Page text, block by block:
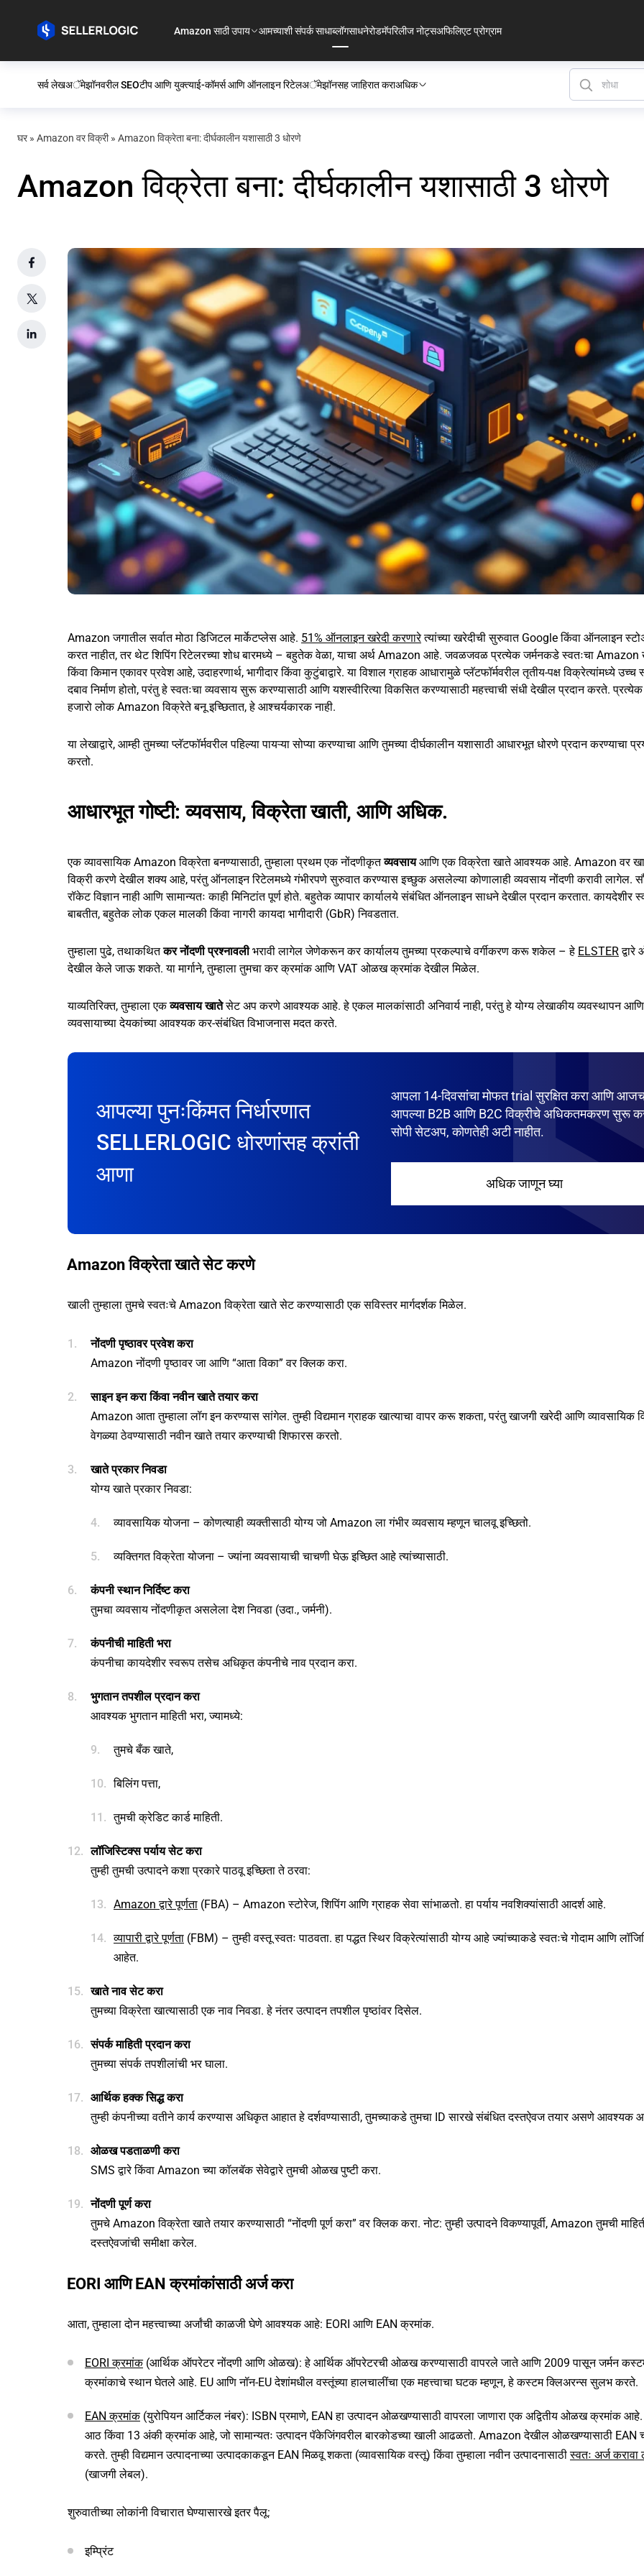
Amazon साठी उपाय आमच्याशी संपर्क साधाब्लॉगसाधनेरोडमॅपरिलीज नोट्सअफिलिएट प्रोग्राम
सर्व लेखअॅमेझॉनवरील SEOटीप आणि युक्त्याई-कॉमर्स आणि ऑनलाइन रिटेलअॅमेझॉनसह जाहिरात कराअधिक
घर» Amazon वर विक्री» Amazon विक्रेता बना: दीर्घकालीन यशासाठी 3 धोरणे
Amazon विक्रेता बना: दीर्घकालीन यशासाठी 3 धोरणे
Amazon जगातील सर्वात मोठा डिजिटल मार्केटप्लेस आहे. 51% ऑनलाइन खरेदी करणारेत्यांच्या खरेदीची सुरुवात Google किंवा ऑनलाइन
करत नाहीत, तर थेट शिपिंग रिटेलरच्या शोध बारमध्ये – बहुतेक वेळा, याचा अर्थ Amazon आहे. जवळजवळ प्रत्येक जर्मनकडे स्वतःचा Amazon
किंवा किमान एकावर प्रवेश आहे, उदाहरणार्थ, भागीदार किंवा कुटुंबाद्वारे. या विशाल ग्राहक आधारामुळे प्लॅटफॉर्मवरील तृतीय-पक्ष विक्रेत्यांमध्ये उच्च
दबाव निर्माण होतो, परंतु हे स्वतःचा व्यवसाय सुरू करण्यासाठी आणि यशस्वीरित्या विकसित करण्यासाठी महत्त्वाची संधी देखील प्रदान करते. प्रत्येक
हजारो लोक Amazon विक्रेते बनू इच्छितात, हे आश्चर्यकारक नाही.
या लेखाद्वारे, आम्ही तुमच्या प्लॅटफॉर्मवरील पहिल्या पायऱ्या सोप्या करण्याचा आणि तुमच्या दीर्घकालीन यशासाठी आधारभूत धोरणे प्रदान करण्याचा
करतो.
आधारभूत गोष्टी: व्यवसाय, विक्रेता खाती, आणि अधिक.
एक व्यावसायिक Amazon विक्रेता बनण्यासाठी, तुम्हाला प्रथम एक नोंदणीकृतव्यवसायआणि एक विक्रेता खाते आवश्यक आहे. Amazon वर
विक्री करणे देखील शक्य आहे, परंतु ऑनलाइन रिटेलमध्ये गंभीरपणे सुरुवात करण्यास इच्छुक असलेल्या कोणालाही व्यवसाय नोंदणी करावी लागेल.
रॉकेट विज्ञान नाही आणि सामान्यतः काही मिनिटांत पूर्ण होते. बहुतेक व्यापार कार्यालये संबंधित ऑनलाइन साधने देखील प्रदान करतात. कायदेशीर
बाबतीत, बहुतेक लोक एकल मालकी किंवा नागरी कायदा भागीदारी (GbR) निवडतात.
तुम्हाला पुढे, तथाकथितकर नोंदणी प्रश्नावलीभरावी लागेल जेणेकरून कर कार्यालय तुमच्या प्रकल्पाचे वर्गीकरण करू शकेल – हे ELSTER
देखील केले जाऊ शकते. या मार्गाने, तुम्हाला तुमचा कर क्रमांक आणि VAT ओळख क्रमांक देखील मिळेल.
याव्यतिरिक्त, तुम्हाला एकव्यवसाय खातेसेट अप करणे आवश्यक आहे. हे एकल मालकांसाठी अनिवार्य नाही, परंतु हे योग्य लेखाकीय व्यवस्थापन
व्यवसायाच्या देयकांच्या आवश्यक कर-संबंधित विभाजनास मदत करते.
आपल्या पुनःकिंमत निर्धारणात
SELLERLOGIC धोरणांसह क्रांती
आणा
आपला 14-दिवसांचा मोफत trial सुरक्षित करा आणि
आपल्या B2B आणि B2C विक्रीचे अधिकतमकरण सुरू
सोपी सेटअप, कोणतेही अटी नाहीत.
अधिक जाणून घ्या
Amazon विक्रेता खाते सेट करणे
खाली तुम्हाला तुमचे स्वतःचे Amazon विक्रेता खाते सेट करण्यासाठी एक सविस्तर मार्गदर्शक मिळेल.
नोंदणी पृष्ठावर प्रवेश करा
Amazon नोंदणी पृष्ठावर जा आणि “आता विका” वर क्लिक करा.
साइन इन करा किंवा नवीन खाते तयार करा
Amazon आता तुम्हाला लॉग इन करण्यास सांगेल. तुम्ही विद्यमान ग्राहक खात्याचा वापर करू शकता, परंतु खाजगी खरेदी आणि व्यावसायिक
वेगळ्या ठेवण्यासाठी नवीन खाते तयार करण्याची शिफारस करतो.
खाते प्रकार निवडा
योग्य खाते प्रकार निवडा:
व्यावसायिक योजना – कोणत्याही व्यक्तीसाठी योग्य जो Amazon ला गंभीर व्यवसाय म्हणून चालवू इच्छितो.
व्यक्तिगत विक्रेता योजना – ज्यांना व्यवसायाची चाचणी घेऊ इच्छित आहे त्यांच्यासाठी.
कंपनी स्थान निर्दिष्ट करा
तुमचा व्यवसाय नोंदणीकृत असलेला देश निवडा (उदा., जर्मनी).
कंपनीची माहिती भरा
कंपनीचा कायदेशीर स्वरूप तसेच अधिकृत कंपनीचे नाव प्रदान करा.
भुगतान तपशील प्रदान करा
आवश्यक भुगतान माहिती भरा, ज्यामध्ये:
तुमचे बँक खाते,
बिलिंग पत्ता,
तुमची क्रेडिट कार्ड माहिती.
लॉजिस्टिक्स पर्याय सेट करा
तुम्ही तुमची उत्पादने कशा प्रकारे पाठवू इच्छिता ते ठरवा:
Amazon द्वारे पूर्णता (FBA) – Amazon स्टोरेज, शिपिंग आणि ग्राहक सेवा सांभाळतो. हा पर्याय नवशिक्यांसाठी आदर्श आहे.
व्यापारी द्वारे पूर्णता (FBM) – तुम्ही वस्तू स्वतः पाठवता. हा पद्धत स्थिर विक्रेत्यांसाठी योग्य आहे ज्यांच्याकडे स्वतःचे गोदाम आणि
आहेत.
खाते नाव सेट करा
तुमच्या विक्रेता खात्यासाठी एक नाव निवडा. हे नंतर उत्पादन तपशील पृष्ठांवर दिसेल.
संपर्क माहिती प्रदान करा
तुमच्या संपर्क तपशीलांची भर घाला.
आर्थिक हक्क सिद्ध करा
तुम्ही कंपनीच्या वतीने कार्य करण्यास अधिकृत आहात हे दर्शवण्यासाठी, तुमच्याकडे तुमचा ID सारखे संबंधित दस्तऐवज तयार असणे आवश्यक
ओळख पडताळणी करा
SMS द्वारे किंवा Amazon च्या कॉलबॅक सेवेद्वारे तुमची ओळख पुष्टी करा.
नोंदणी पूर्ण करा
तुमचे Amazon विक्रेता खाते तयार करण्यासाठी “नोंदणी पूर्ण करा” वर क्लिक करा. नोट: तुम्ही उत्पादने विकण्यापूर्वी, Amazon तुमची
दस्तऐवजांची समीक्षा करेल.
EORI आणि EAN क्रमांकांसाठी अर्ज करा
आता, तुम्हाला दोन महत्त्वाच्या अर्जांची काळजी घेणे आवश्यक आहे: EORI आणि EAN क्रमांक.
EORI क्रमांक(आर्थिक ऑपरेटर नोंदणी आणि ओळख): हे आर्थिक ऑपरेटरची ओळख करण्यासाठी वापरले जाते आणि 2009 पासून जर्मन
क्रमांकाचे स्थान घेतले आहे. EU आणि नॉन-EU देशांमधील वस्तूंच्या हालचालींचा एक महत्त्वाचा घटक म्हणून, हे कस्टम क्लिअरन्स सुलभ करते.
EAN क्रमांक(युरोपियन आर्टिकल नंबर): ISBN प्रमाणे, EAN हा उत्पादन ओळखण्यासाठी वापरला जाणारा एक अद्वितीय ओळख क्रमांक आहे.
आठ किंवा 13 अंकी क्रमांक आहे, जो सामान्यतः उत्पादन पॅकेजिंगवरील बारकोडच्या खाली आढळतो. Amazon देखील ओळखण्यासाठी EAN
करते. तुम्ही विद्यमान उत्पादनाच्या उत्पादकाकडून EAN मिळवू शकता (व्यावसायिक वस्तू) किंवा तुम्हाला नवीन उत्पादनासाठीस्वतः अर्ज करावा
(खाजगी लेबल).
शुरुवातीच्या लोकांनी विचारात घेण्यासारखे इतर पैलू:
इम्प्रिंट